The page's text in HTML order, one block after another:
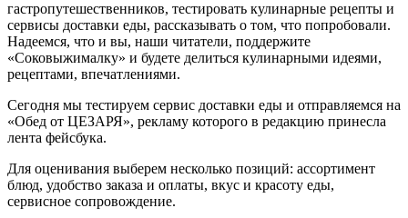
гастропутешественников, тестировать кулинарные рецепты и
сервисы доставки еды, рассказывать о том, что попробовали.
Надеемся, что и вы, наши читатели, поддержите
«Соковыжималку» и будете делиться кулинарными идеями,
рецептами, впечатлениями.
Сегодня мы тестируем сервис доставки еды и отправляемся на
«Обед от ЦЕЗАРЯ», рекламу которого в редакцию принесла
лента фейсбука.
Для оценивания выберем несколько позиций: ассортимент
блюд, удобство заказа и оплаты, вкус и красоту еды,
сервисное сопровождение.